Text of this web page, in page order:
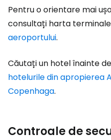
Pentru o orientare mai
consultați harta
aeroportului.
Căutați un hotel înainte
hotelurile din apropierea
Copenhaga.
Controale de